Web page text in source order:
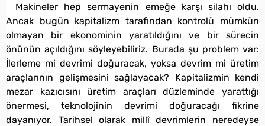
Makineler hep sermayenin emeğe karşı silahı oldu.
Ancak bugün kapitalizm tarafından kontrolü mümkün
olmayan bir ekonominin yaratıldığını ve bir sürecin
önünün açıldığını söyleyebiliriz. Burada şu problem var:
İlerleme mi devrimi doğuracak, yoksa devrim mi üretim
araçlarının gelişmesini sağlayacak? Kapitalizmin kendi
mezar kazıcısını üretim araçları düzleminde yarattığı
önermesi, teknolojinin devrimi doğuracağı fikrine
dayanıyor. Tarihsel olarak millî devrimlerin neredeyse